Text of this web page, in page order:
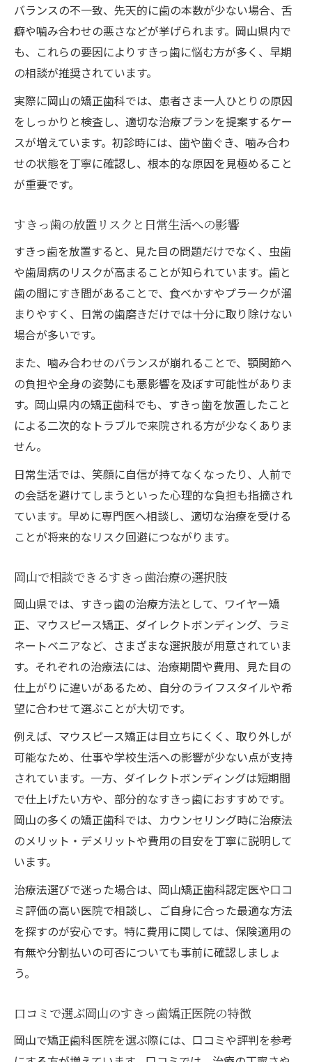
準
口コミ重視で選ぶ岡山のすきっ歯治療医院
認定医がいる岡山矯正歯科の安心ポイント
すきっ歯治療の相談時に役立つ質問集
費用と治療期間から考えるベストな選択
ダイレクトボンディングの利点と注意点
すきっ歯治療に人気のダイレクトボンディ
ングとは
リット
岡山で受けるすきっ歯ボンディング治療の
すきっ歯ダイレクトボンディングの口コミ
評価
治療後のケアと長持ちさせるポイント
気になる矯正費用や保険適用の基礎知識
すきっ歯矯正費用の目安と岡山の相場感
岡山でのすきっ歯治療は保険適用される？
自費と保険の違いで費用が変わる理由
費用以外に気をつけたい治療選択のコツ
岡山で納得の治療法を選ぶための極意
すきっ歯治療で後悔しない医院選びのコツ
岡山の矯正歯科口コミを賢く活用する方法
治療前の疑問や不安を解消するポイント
働く女性にも嬉しい通いやすさ重視の選択
バランスの不一致、先天的に歯の本数が少ない場合、舌
癖や噛み合わせの悪さなどが挙げられます。岡山県内で
も、これらの要因によりすきっ歯に悩む方が多く、早期
の相談が推奨されています。
実際に岡山の矯正歯科では、患者さま一人ひとりの原因
をしっかりと検査し、適切な治療プランを提案するケー
スが増えています。初診時には、歯や歯ぐき、噛み合わ
せの状態を丁寧に確認し、根本的な原因を見極めること
が重要です。
すきっ歯の放置リスクと日常生活への影響
すきっ歯を放置すると、見た目の問題だけでなく、虫歯
や歯周病のリスクが高まることが知られています。歯と
歯の間にすき間があることで、食べかすやプラークが溜
まりやすく、日常の歯磨きだけでは十分に取り除けない
場合が多いです。
また、噛み合わせのバランスが崩れることで、顎関節へ
の負担や全身の姿勢にも悪影響を及ぼす可能性がありま
す。岡山県内の矯正歯科でも、すきっ歯を放置したこと
による二次的なトラブルで来院される方が少なくありま
せん。
日常生活では、笑顔に自信が持てなくなったり、人前で
の会話を避けてしまうといった心理的な負担も指摘され
ています。早めに専門医へ相談し、適切な治療を受ける
ことが将来的なリスク回避につながります。
岡山で相談できるすきっ歯治療の選択肢
岡山県では、すきっ歯の治療方法として、ワイヤー矯
正、マウスピース矯正、ダイレクトボンディング、ラミ
ネートベニアなど、さまざまな選択肢が用意されていま
す。それぞれの治療法には、治療期間や費用、見た目の
仕上がりに違いがあるため、自分のライフスタイルや希
望に合わせて選ぶことが大切です。
例えば、マウスピース矯正は目立ちにくく、取り外しが
可能なため、仕事や学校生活への影響が少ない点が支持
されています。一方、ダイレクトボンディングは短期間
で仕上げたい方や、部分的なすきっ歯におすすめです。
岡山の多くの矯正歯科では、カウンセリング時に治療法
のメリット・デメリットや費用の目安を丁寧に説明して
います。
治療法選びで迷った場合は、岡山矯正歯科認定医や口コ
ミ評価の高い医院で相談し、ご自身に合った最適な方法
を探すのが安心です。特に費用に関しては、保険適用の
有無や分割払いの可否についても事前に確認しましょ
う。
口コミで選ぶ岡山のすきっ歯矯正医院の特徴
岡山で矯正歯科医院を選ぶ際には、口コミや評判を参考